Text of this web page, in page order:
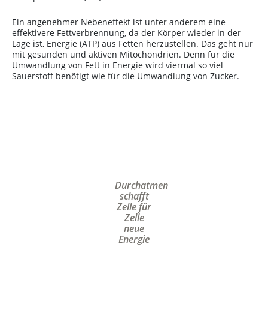
Ein angenehmer Nebeneffekt ist unter anderem eine
effektivere Fettverbrennung, da der Körper wieder in der
Lage ist, Energie (ATP) aus Fetten herzustellen. Das geht nur
mit gesunden und aktiven Mitochondrien. Denn für die
Umwandlung von Fett in Energie wird viermal so viel
Sauerstoff benötigt wie für die Umwandlung von Zucker.
Durchatmen
schafft
Zelle für
Zelle
neue
Energie